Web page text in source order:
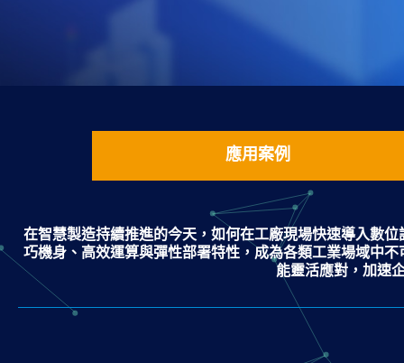
應用案例
在智慧製造持續推進的今天，如何在工廠現場快速導入數
巧機身、高效運算與彈性部署特性，成為各類工業場域中
能靈活應對，加速